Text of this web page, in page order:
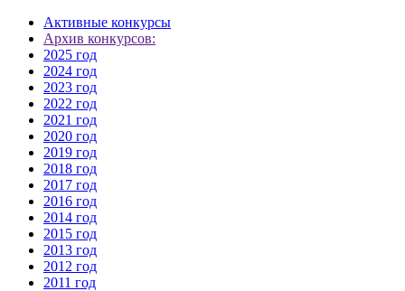
Активные конкурсы
Архив конкурсов:
2025 год
2024 год
2023 год
2022 год
2021 год
2020 год
2019 год
2018 год
2017 год
2016 год
2014 год
2015 год
2013 год
2012 год
2011 год